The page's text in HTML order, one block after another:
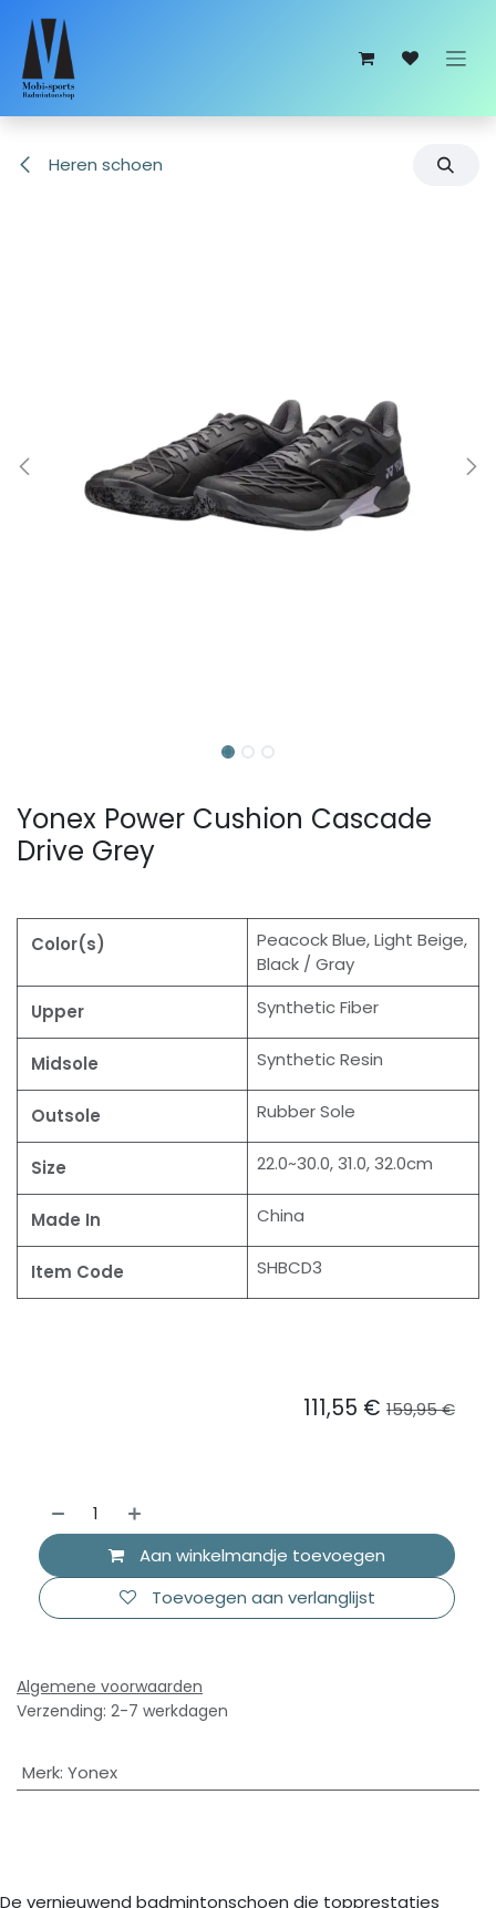
Heren schoen
Yonex Power Cushion Cascade
Drive Grey
Color(s)
Peacock Blue, Light Beige,
Black / Gray
Upper Synthetic Fiber
Midsole Synthetic Resin
Outsole Rubber Sole
Size 22.0~30.0, 31.0, 32.0cm
Made In China
Item Code SHBCD3
Aan winkelmandje toevoegen
Toevoegen aan verlanglijst
111,55 € 159,95€
Algemene voorwaarden
Verzending: 2-7 werkdagen
Merk: Yonex
De vernieuwend badmintonschoen die topprestaties